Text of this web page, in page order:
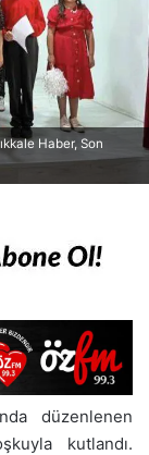
Haber, Son
düzenlenen
kutlandı.